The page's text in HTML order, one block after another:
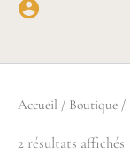
Accueil / Boutique /
2 résultats affichés